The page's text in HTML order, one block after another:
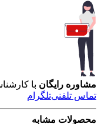
مشاوره رایگان با
تماس تلفنیتلگرام
محصولات مشابه